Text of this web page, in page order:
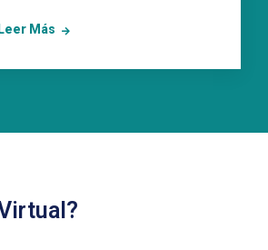
Leer Más